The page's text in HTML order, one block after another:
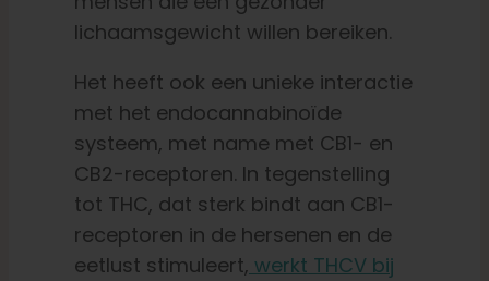
lichaamsgewicht willen bereiken.
Het heeft ook een unieke interactie
met het endocannabinoïde
systeem, met name met CB1- en
CB2-receptoren. In tegenstelling
tot THC, dat sterk bindt aan CB1-
receptoren in de hersenen en de
eetlust stimuleert, werkt THCV bij